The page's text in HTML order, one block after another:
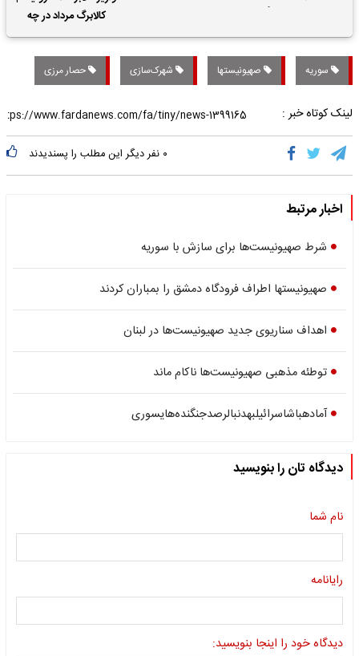
کالابرگ مرداد در چه
تاریخی واریز خواهد شد؟
سوریه صهیونیستها شهرک‌سازی حصار مرزی
لینک کوتاه خبر :
۰ نفر دیگر این مطلب را پسندیدند
اخبار مرتبط
شرط صهیونیست‌ها برای سازش با سوریه
صهیونیستها اطراف فرودگاه دمشق را بمباران کردند
اهداف سناریوی جدید صهیونیست‌ها در لبنان
توطئه مذهبی صهیونیست‌ها ناکام ماند
آماده‏‎باش‎اسرائیل‎به‎دنبال‎رصدجنگنده‌های‎سوری
دیدگاه تان را بنویسید
نام شما
رایانامه
دیدگاه خود را اینجا بنویسید: